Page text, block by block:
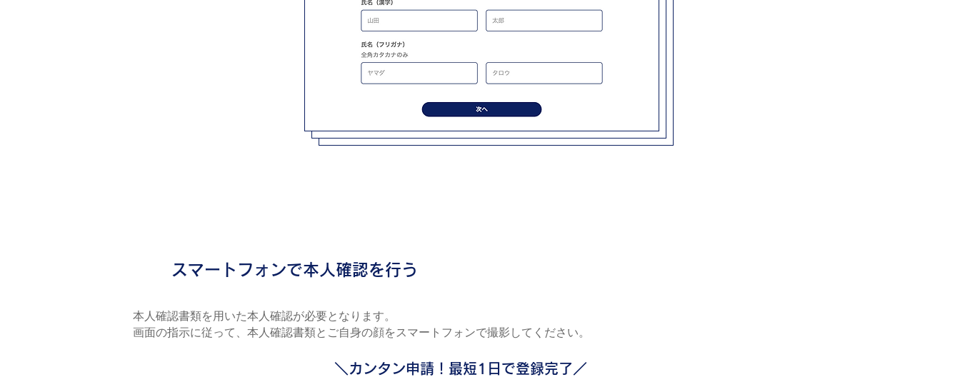
スマートフォンで本人確認を行う
本⼈確認書類を⽤いた本⼈確認が必要となります。
画面の指示に従って、本人確認書類とご自身の顔をスマートフォンで撮影してください。
＼カンタン申請！最短1日で登録完了／